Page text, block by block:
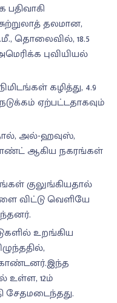
தலமான,
தொலைவில், 18.5
புவியியல்
கழித்து, 4.9
ஏற்பட்டதாகவும்
அல்-ஹவுஸ்,
ஆகிய நகரங்கள்
குலுங்கியதால்
விட்டு வெளியே
உறங்கிய
கொண்டனர்.இந்த
உள்ள, 12ம்
சேதமடைந்தது.